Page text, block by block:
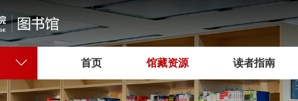
首页 馆藏资源 读者指南